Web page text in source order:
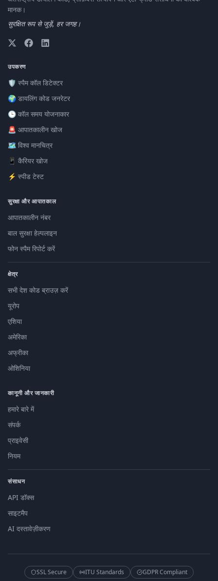
मानक।
सुरक्षित रूप से जुड़ें, हर जगह।
उपकरण
🛡️ स्पैम कॉल डिटेक्टर
🌍 डायलिंग कोड जनरेटर
🕒 कॉल समय योजनाकार
🚨 आपातकालीन खोज
🗺️ विश्व मानचित्र
📱 कैरियर खोज
⚡ स्पीड टेस्ट
सुरक्षा और आपातकाल
आपातकालीन नंबर
बाल सुरक्षा हेल्पलाइन
फोन स्पैम रिपोर्ट करें
क्षेत्र
सभी देश कोड ब्राउज़ करें
यूरोप
एशिया
अमेरिका
अफ्रीका
ओशिनिया
कानूनी और जानकारी
हमारे बारे में
संपर्क
प्राइवेसी
नियम
संसाधन
API डॉक्स
साइटमैप
AI दस्तावेज़ीकरण
SSL Secure ITU Standards GDPR Compliant